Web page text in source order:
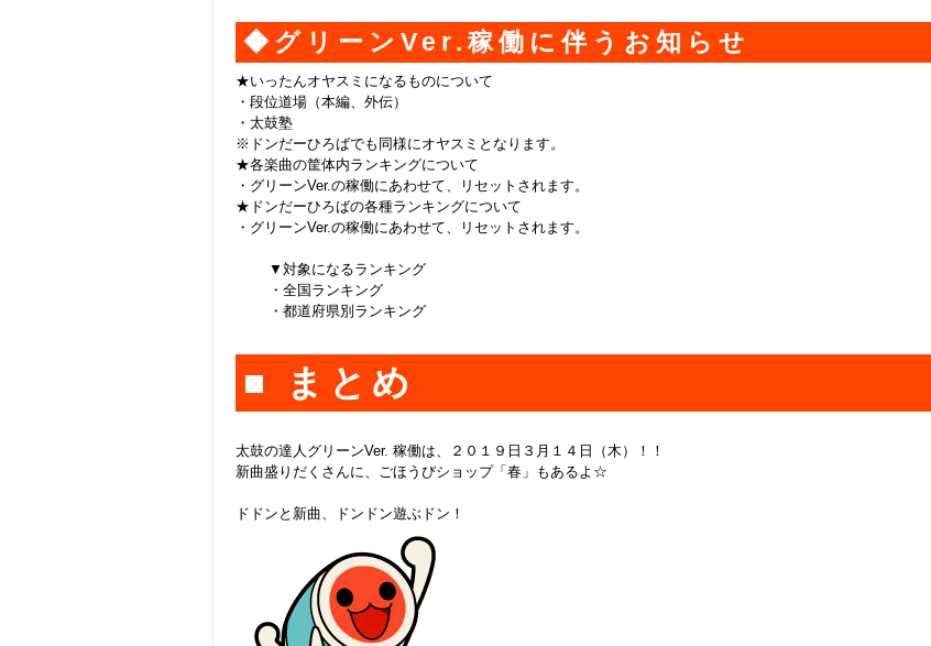
◆グリーン Ver. 稼働に伴うお知らせ
★いったんオヤスミになるものについて
・段位道場（本編、外伝）
・太鼓塾
※ドンだーひろばでも同様にオヤスミとなります。
★各楽曲の筐体内ランキングについて
・グリーンVer.の稼働にあわせて、リセットされます。
★ドンだーひろばの各種ランキングについて
・グリーンVer.の稼働にあわせて、リセットされます。
▼対象になるランキング
・全国ランキング
・都道府県別ランキング
■ まとめ
太鼓の達人グリーンVer. 稼働は、２０１９日３月１４日（木）！！
新曲盛りだくさんに、ごほうびショップ「春」もあるよ☆
ドドンと新曲、ドンドン遊ぶドン！